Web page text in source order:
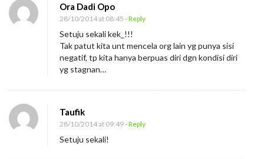
a
r
i
l
a
h
u
k
Ora Dadi Opo
28/10/2014 at 08:45 - Reply
Setuju sekali kek_!!!
Tak patut kita unt mencela org lain yg punya sisi
negatif, tp kita hanya berpuas diri dgn kondisi diri
yg stagnan…
Taufik
28/10/2014 at 09:49- Reply
Setuju sekali!